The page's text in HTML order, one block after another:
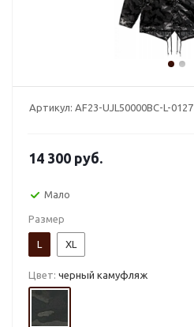
Артикул: AF23-UJL50000BC-L-0127
14 300 руб.
Мало
Размер
L XL
Цвет: черный камуфляж